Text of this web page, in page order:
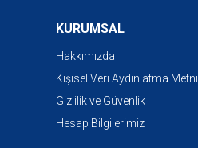
KURUMSAL
Hakkımızda
Kişisel Veri Aydınlatma Metni
Gizlilik ve Güvenlik
Hesap Bilgilerimiz